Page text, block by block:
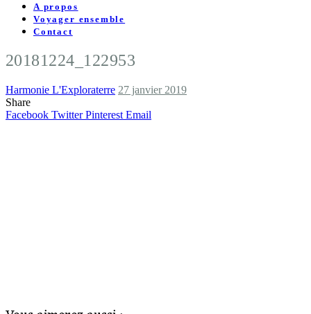
A propos
Voyager ensemble
Contact
20181224_122953
Harmonie L'Exploraterre 27 janvier 2019
Share
Facebook Twitter Pinterest Email